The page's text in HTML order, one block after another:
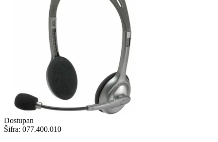
Dostupan
Šifra: 077.400.010